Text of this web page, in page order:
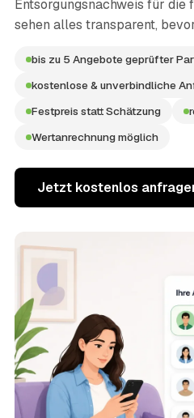
Entsorgungsnachweis für die
sehen alles transparent,
bis zu 5 Angebote geprüfter
kostenlose & unverbindliche
Festpreis statt Schätzung
Wertanrechnung möglich
Jetzt kostenlos